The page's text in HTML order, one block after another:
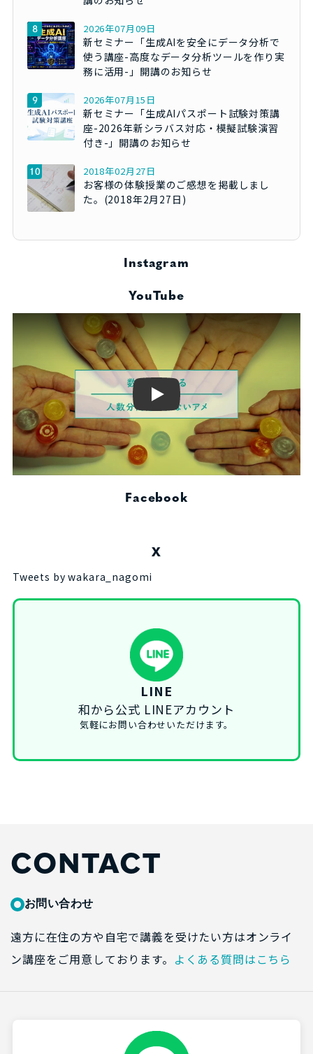
2026年07月09日
新セミナー「生成AIを安全にデータ分析で
使う講座-高度なデータ分析ツールを作り実
務に活用-」開講のお知らせ
2026年07月15日
新セミナー「生成AIパスポート試験対策講
座-2026年新シラバス対応・模擬試験演習
付き-」開講のお知らせ
2018年02月27日
お客様の体験授業のご感想を掲載しまし
た。(2018年2月27日)
Instagram
YouTube
Play
Facebook
X
Tweets by wakara_nagomi
LINE
和から公式 LINEアカウント
気軽にお問い合わせいただけます。
CONTACT
お問い合わせ
遠方に在住の方や自宅で講義を受けたい方はオンライ
ン講座をご用意しております。 よくある質問はこちら